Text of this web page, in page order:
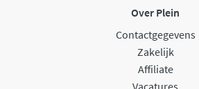
Over Plein
Contactgegevens
Zakelijk
Affiliate
Vacatures